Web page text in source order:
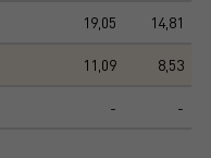
19,05 14,81
11,09 8,53
- -